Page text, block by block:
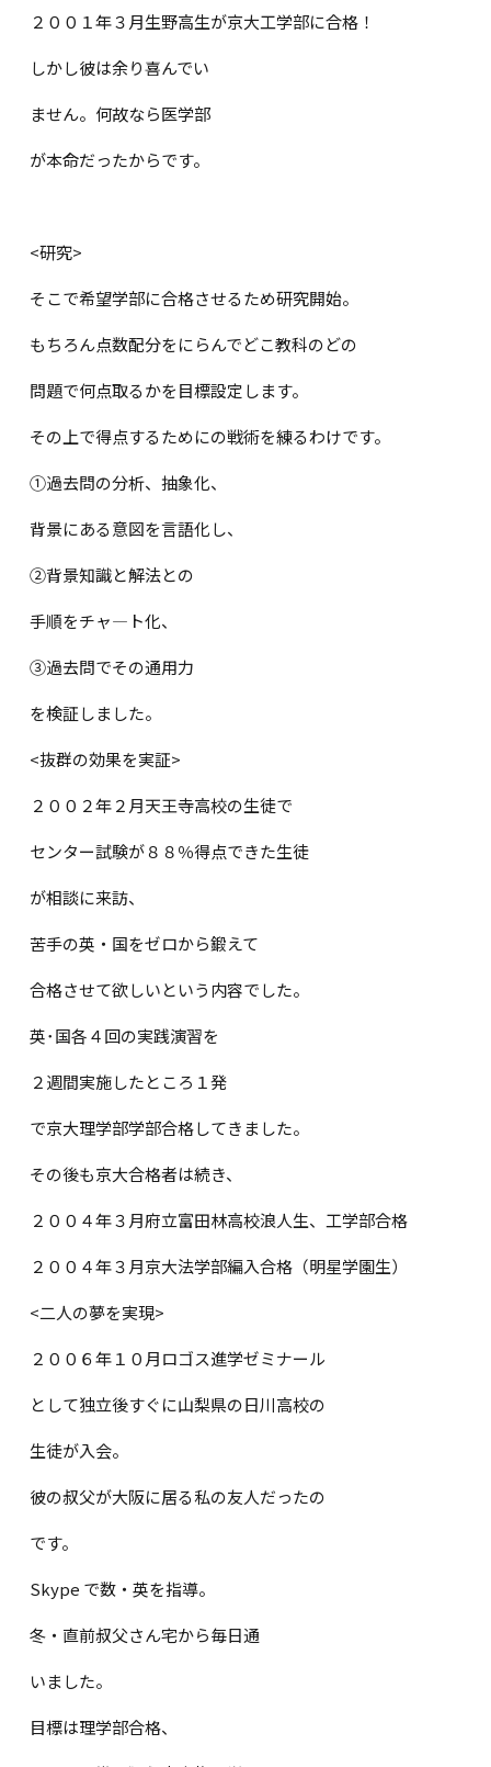
２００１年３月生野高生が京大工学部に合格！
しかし彼は余り喜んでい
ません。何故なら医学部
が本命だったからです。
<研究>
そこで希望学部に合格させるため研究開始。
もちろん点数配分をにらんでどこ教科のどの
問題で何点取るかを目標設定します。
その上で得点するためにの戦術を練るわけです。
①過去問の分析、抽象化、
背景にある意図を言語化し、
②背景知識と解法との
手順をチャ―ト化、
③過去問でその通用力
を検証しました。
<抜群の効果を実証>
２００２年２月天王寺高校の生徒で
センター試験が８８％得点できた生徒
が相談に来訪、
苦手の英・国をゼロから鍛えて
合格させて欲しいという内容でした。
英･国各４回の実践演習を
２週間実施したところ１発
で京大理学部学部合格してきました。
その後も京大合格者は続き、
２００４年３月府立富田林高校浪人生、工学部合格
２００４年３月京大法学部編入合格（明星学園生）
<二人の夢を実現>
２００６年１０月ロゴス進学ゼミナール
として独立後すぐに山梨県の日川高校の
生徒が入会。
彼の叔父が大阪に居る私の友人だったの
です。
Skype で数・英を指導。
冬・直前叔父さん宅から毎日通
いました。
目標は理学部合格、